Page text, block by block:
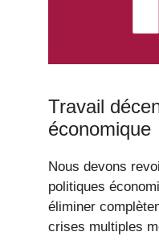
Travail
économique
Nous devons
politiques
éliminer
crises multiples